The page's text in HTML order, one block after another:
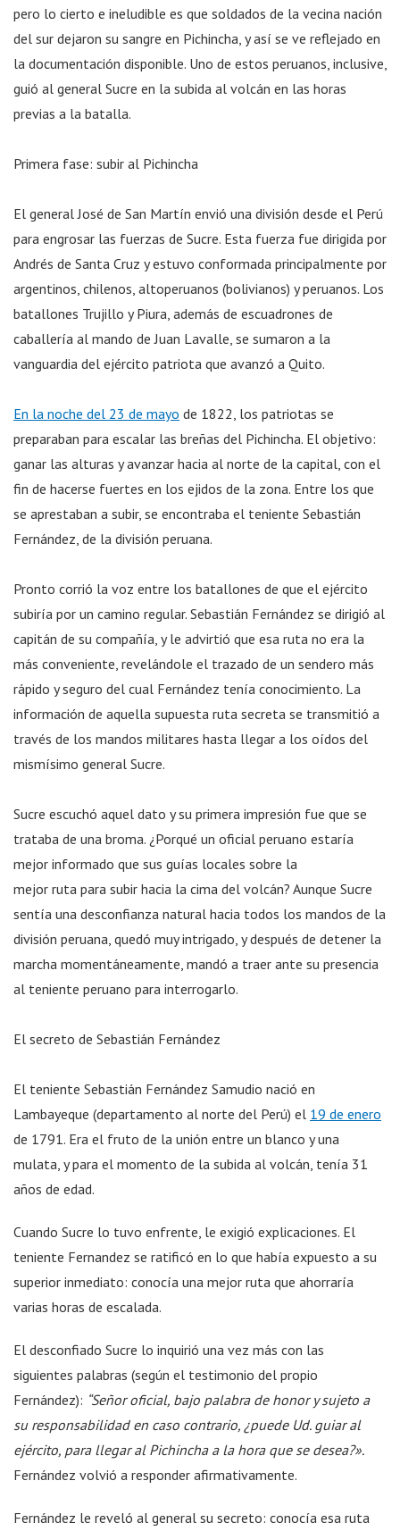
pero lo cierto e ineludible es que soldados de la vecina nación
del sur dejaron su sangre en Pichincha, y así se ve reflejado en
la documentación disponible. Uno de estos peruanos, inclusive,
guió al general Sucre en la subida al volcán en las horas
previas a la batalla.
Primera fase: subir al Pichincha
El general José de San Martín envió una división desde el Perú
para engrosar las fuerzas de Sucre. Esta fuerza fue dirigida por
Andrés de Santa Cruz y estuvo conformada principalmente por
argentinos, chilenos, altoperuanos (bolivianos) y peruanos. Los
batallones Trujillo y Piura, además de escuadrones de
caballería al mando de Juan Lavalle, se sumaron a la
vanguardia del ejército patriota que avanzó a Quito.
En la noche del 23 de mayo de 1822, los patriotas se
preparaban para escalar las breñas del Pichincha. El objetivo:
ganar las alturas y avanzar hacia al norte de la capital, con el
fin de hacerse fuertes en los ejidos de la zona. Entre los que
se aprestaban a subir, se encontraba el teniente Sebastián
Fernández, de la división peruana.
Pronto corrió la voz entre los batallones de que el ejército
subiría por un camino regular. Sebastián Fernández se dirigió al
capitán de su compañía, y le advirtió que esa ruta no era la
más conveniente, revelándole el trazado de un sendero más
rápido y seguro del cual Fernández tenía conocimiento. La
información de aquella supuesta ruta secreta se transmitió a
través de los mandos militares hasta llegar a los oídos del
mismísimo general Sucre.
Sucre escuchó aquel dato y su primera impresión fue que se
trataba de una broma. ¿Porqué un oficial peruano estaría
mejor informado que sus guías locales sobre la
mejor ruta para subir hacia la cima del volcán? Aunque Sucre
sentía una desconfianza natural hacia todos los mandos de la
división peruana, quedó muy intrigado, y después de detener la
marcha momentáneamente, mandó a traer ante su presencia
al teniente peruano para interrogarlo.
El secreto de Sebastián Fernández
El teniente Sebastián Fernández Samudio nació en
Lambayeque (departamento al norte del Perú) el 19 de enero
de 1791. Era el fruto de la unión entre un blanco y una
mulata, y para el momento de la subida al volcán, tenía 31
años de edad.
Cuando Sucre lo tuvo enfrente, le exigió explicaciones. El
teniente Fernandez se ratificó en lo que había expuesto a su
superior inmediato: conocía una mejor ruta que ahorraría
varias horas de escalada.
El desconfiado Sucre lo inquirió una vez más con las
siguientes palabras (según el testimonio del propio
Fernández): “Señor oficial, bajo palabra de honor y sujeto a
su responsabilidad en caso contrario, ¿puede Ud. guiar al
ejército, para llegar al Pichincha a la hora que se desea?».
Fernández volvió a responder afirmativamente.
Fernández le reveló al general su secreto: conocía esa ruta